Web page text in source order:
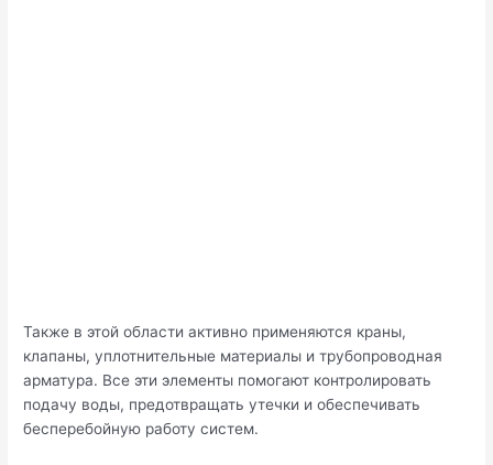
Также в этой области активно применяются краны,
клапаны, уплотнительные материалы и трубопроводная
арматура. Все эти элементы помогают контролировать
подачу воды, предотвращать утечки и обеспечивать
бесперебойную работу систем.